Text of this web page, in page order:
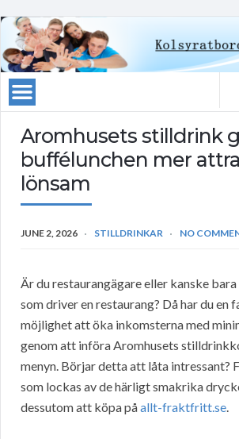
Aromhusets stilldrink
buffélunchen mer
lönsam
JUNE 2, 2026 STILLDRINKAR NO
Är du restaurangägare eller kanske
som driver en restaurang? Då har du en
möjlighet att öka inkomsterna med
genom att införa Aromhusets
menyn. Börjar detta att låta intressant?
som lockas av de härligt smakrika
dessutom att köpa påallt-fraktfritt.se.